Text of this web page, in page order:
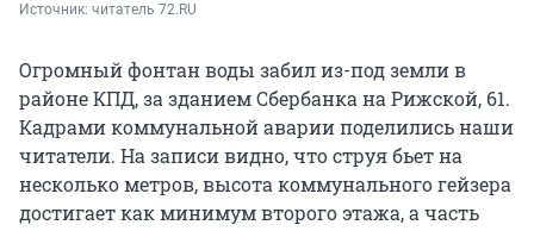
Источник: читатель 72.RU
Огромный фонтан воды забил из-под земли в
районе КПД, за зданием Сбербанка на Рижской, 61.
Кадрами коммунальной аварии поделились наши
читатели. На записи видно, что струя бьет на
несколько метров, высота коммунального гейзера
достигает как минимум второго этажа, а часть